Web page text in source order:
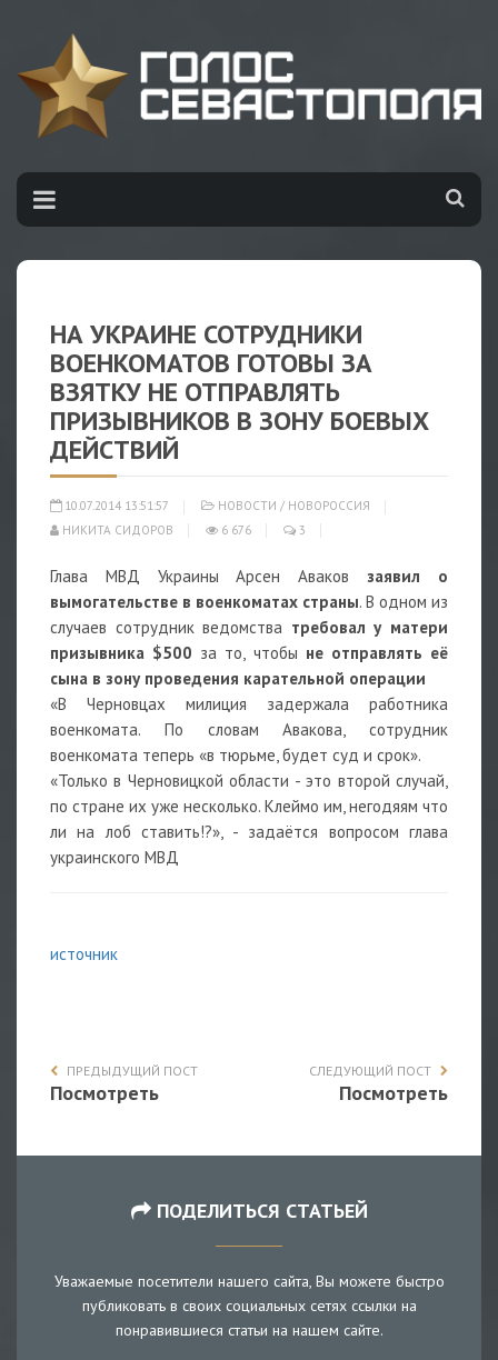
​НА УКРАИНЕ СОТРУДНИКИ
ВОЕНКОМАТОВ ГОТОВЫ ЗА
ВЗЯТКУ НЕ ОТПРАВЛЯТЬ
ПРИЗЫВНИКОВ В ЗОНУ БОЕВЫХ
ДЕЙСТВИЙ
10.07.2014 13:51:57 НОВОСТИ / НОВОРОССИЯ
НИКИТА СИДОРОВ
6 676 3
Глава МВД Украины Арсен Аваковзаявил о
вымогательстве в военкоматах страны. В одном из
случаев сотрудник ведомства требовал у матери
призывника $500 за то, чтобы не отправлять её
сына в зону проведения карательной операции
«В Черновцах милиция задержала работника
военкомата. По словам Авакова, сотрудник
военкомата теперь «в тюрьме, будет суд и срок».
«Только в Черновицкой области - это второй случай,
по стране их уже несколько. Клеймо им, негодяям что
ли на лоб ставить!?», - задаётся вопросом глава
украинского МВД
источник
ПРЕДЫДУЩИЙ ПОСТ
Посмотреть
СЛЕДУЮЩИЙ ПОСТ
Посмотреть
ПОДЕЛИТЬСЯ СТАТЬЕЙ
Уважаемые посетители нашего сайта, Вы можете быстро
публиковать в своих социальных сетях ссылки на
понравившиеся статьи на нашем сайте.